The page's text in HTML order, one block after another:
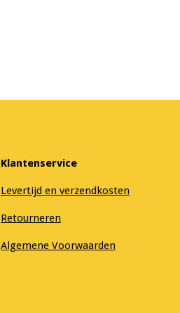
Klantenservice
Levertijd en verzendkosten
Retourneren
Algemene Voorwaarden